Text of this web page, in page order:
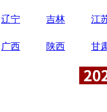
辽宁 吉林 江
广西 陕西 甘